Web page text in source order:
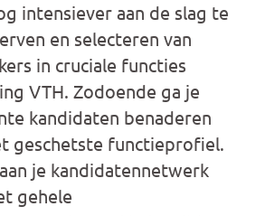
intensiever aan de slag te
en selecteren van
in cruciale functies
VTH. Zodoende ga je
kandidaten benaderen
geschetste functieprofiel.
je kandidatennetwerk
gehele